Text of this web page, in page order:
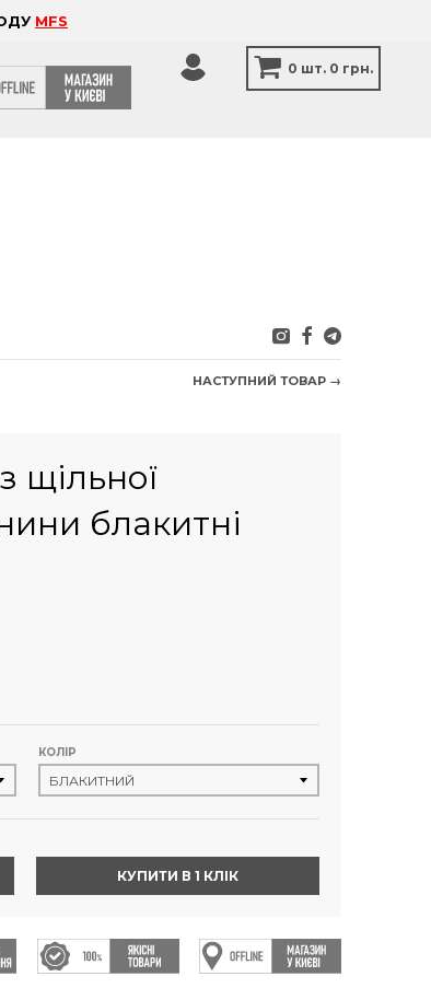
MFS
0 шт. 0 грн.
НАСТУПНИЙ ТОВАР →
щільної
блакитні
КОЛІР
КУПИТИ В 1 КЛІК